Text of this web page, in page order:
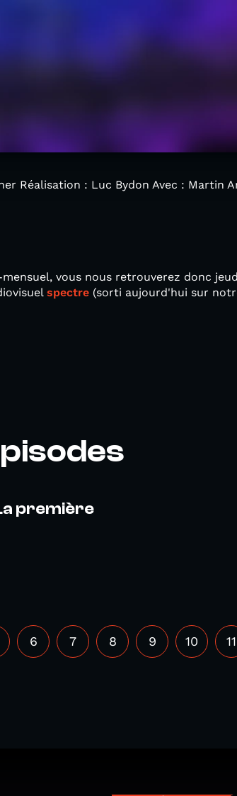
Réalisation : Luc Bydon Avec : Martin
vous nous retrouverez donc
spectre (sorti aujourd'hui sur
première
6 7 8 9 10 11